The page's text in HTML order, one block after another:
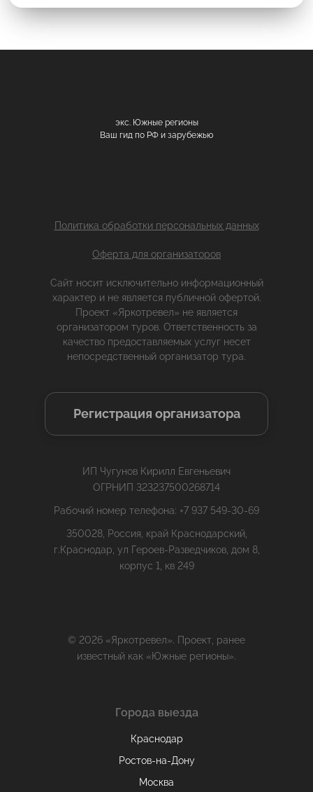
экс. Южные регионы
Ваш гид по РФ и зарубежью
Политика обработки персональных данных
Оферта для организаторов
Сайт носит исключительно информационный
характер и не является публичной офертой.
Проект «Яркотревел» не является
организатором туров. Ответственность за
качество предоставляемых услуг несет
непосредственный организатор тура.
Регистрация организатора
ИП Чугунов Кирилл Евгеньевич
ОГРНИП 323237500268714
Рабочий номер телефона: +7 937 549-30-69
350028, Россия, край Краснодарский,
г.Краснодар, ул Героев-Разведчиков, дом 8,
корпус 1, кв 249
© 2026 «Яркотревел». Проект, ранее
известный как «Южные регионы».
Города выезда
Краснодар
Ростов-на-Дону
Москва